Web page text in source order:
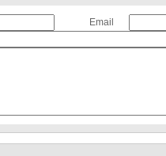
Email